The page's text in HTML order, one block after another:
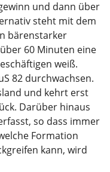
und dann über
steht mit dem
bärenstarker
60 Minuten eine
weiß.
82 durchwachsen.
und kehrt erst
Darüber hinaus
so dass immer
Formation
kann, wird